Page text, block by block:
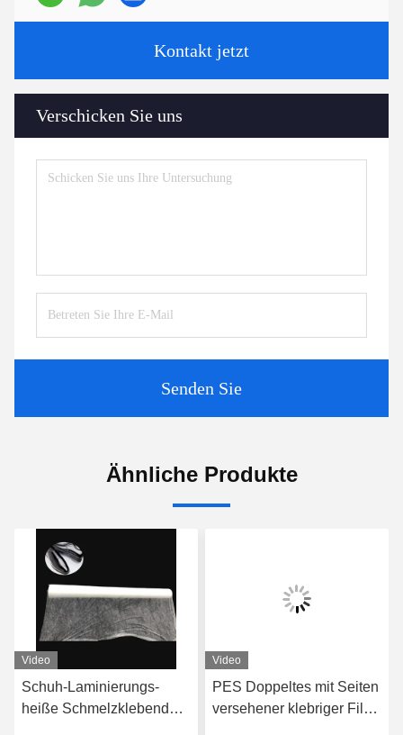
Kontakt jetzt
Verschicken Sie uns
Senden Sie
Ähnliche Produkte
Video
Schuh-Laminierungs-
heiße Schmelzklebendes
Video
PES Doppeltes mit Seiten
versehener klebriger Film,